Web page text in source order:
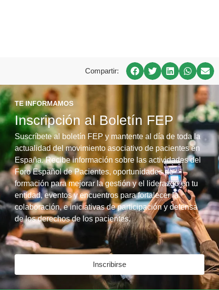
Compartir:
TE INFORMAMOS
Inscripción al Boletín FEP
Suscríbete al boletín FEP y mantente al día de toda la
actualidad del movimiento asociativo de pacientes en
España. Recibe información sobre las actividades del
Foro Español de Pacientes, oportunidades de
formación para mejorar la gestión y el liderazgo en tu
entidad, eventos y encuentros para fortalecer la
colaboración, e iniciativas de participación y defensa
de los derechos de los pacientes.
Inscribirse